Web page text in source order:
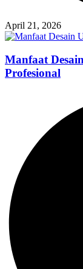
April 21, 2026
Manfaat
Profesional